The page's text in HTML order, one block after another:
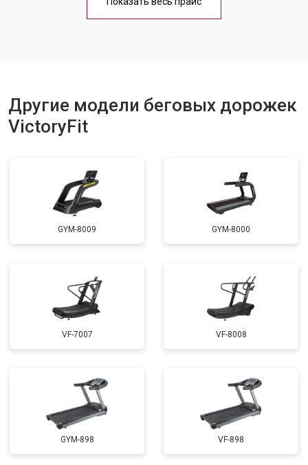
Замена блока питания от 1000 ₽
Другие модели беговых дорожек
VictoryFit
GYM-8009 GYM-8000
VF-7007 VF-8008
GYM-898 VF-898